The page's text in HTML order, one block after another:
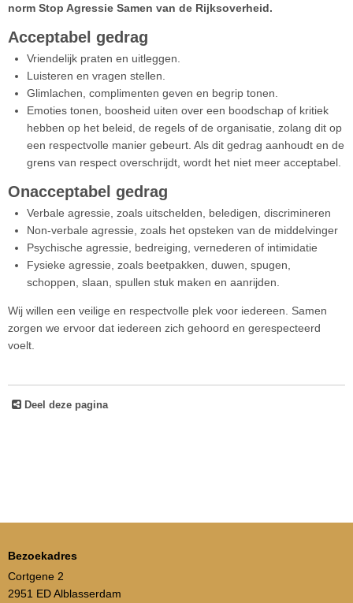
norm Stop Agressie Samen van de Rijksoverheid.
Acceptabel gedrag
Vriendelijk praten en uitleggen.
Luisteren en vragen stellen.
Glimlachen, complimenten geven en begrip tonen.
Emoties tonen, boosheid uiten over een boodschap of kritiek
hebben op het beleid, de regels of de organisatie, zolang dit op
een respectvolle manier gebeurt. Als dit gedrag aanhoudt en de
grens van respect overschrijdt, wordt het niet meer acceptabel.
Onacceptabel gedrag
Verbale agressie, zoals uitschelden, beledigen, discrimineren
Non-verbale agressie, zoals het opsteken van de middelvinger
Psychische agressie, bedreiging, vernederen of intimidatie
Fysieke agressie, zoals beetpakken, duwen, spugen,
schoppen, slaan, spullen stuk maken en aanrijden.
Wij willen een veilige en respectvolle plek voor iedereen. Samen
zorgen we ervoor dat iedereen zich gehoord en gerespecteerd
voelt.
Deel deze pagina
Bezoekadres
Cortgene 2
2951 ED Alblasserdam